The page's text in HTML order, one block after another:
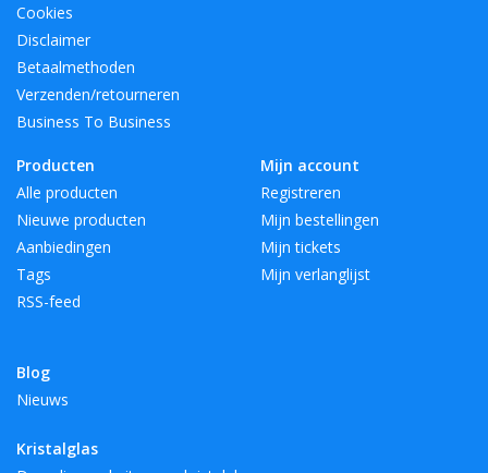
Cookies
Disclaimer
Betaalmethoden
Verzenden/retourneren
Business To Business
Producten
Alle producten
Nieuwe producten
Aanbiedingen
Tags
RSS-feed
Blog
Nieuws
Mijn account
Registreren
Mijn bestellingen
Mijn tickets
Mijn verlanglijst
Kristalglas